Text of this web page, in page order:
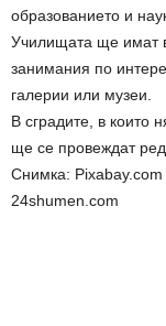
образованието и
Училищата ще имат
занимания по
галерии или музеи.
В сградите, в които
ще се провеждат
Снимка: Pixabay.com
24shumen.com